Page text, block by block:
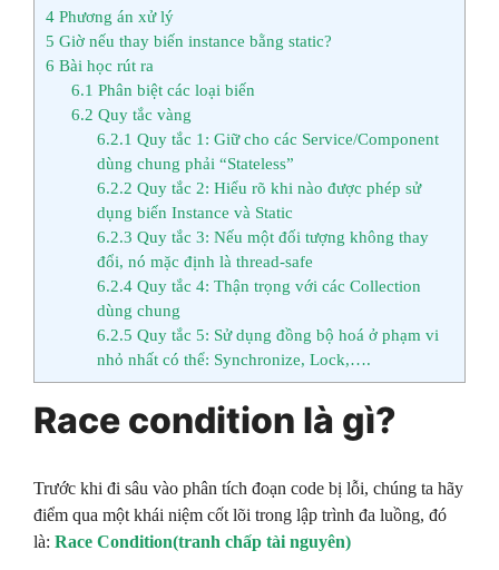
4 Phương án xử lý
5 Giờ nếu thay biến instance bằng static?
6 Bài học rút ra
6.1 Phân biệt các loại biến
6.2 Quy tắc vàng
6.2.1 Quy tắc 1: Giữ cho các Service/Component
dùng chung phải “Stateless”
6.2.2 Quy tắc 2: Hiểu rõ khi nào được phép sử
dụng biến Instance và Static
6.2.3 Quy tắc 3: Nếu một đối tượng không thay
đổi, nó mặc định là thread-safe
6.2.4Quy tắc 4: Thận trọng với các Collection
dùng chung
6.2.5 Quy tắc 5: Sử dụng đồng bộ hoá ở phạm vi
nhỏ nhất có thể: Synchronize, Lock,….
Race condition là gì?
Trước khi đi sâu vào phân tích đoạn code bị lỗi, chúng ta hãy
điểm qua một khái niệm cốt lõi trong lập trình đa luồng, đó
là: Race Condition(tranh chấp tài nguyên)